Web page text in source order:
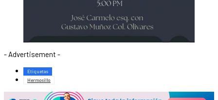
- Advertisement -
Etiquetas
Hermosillo